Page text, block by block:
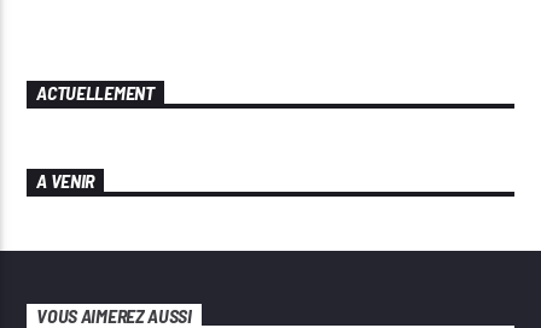
ACTUELLEMENT
A VENIR
VOUS AIMEREZ AUSSI